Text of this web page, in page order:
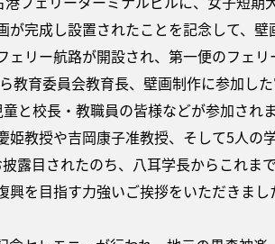
が完成し設置されたことを記念して、
ェリー航路が開設され、第一便のフェ
教育委員会教育長、壁画制作に参加し
と校長・教職員の皆様などが参加さ
姫教授や吉岡康子准教授、そして5人の
露目されたのち、八耳学長からこれま
興を目指す力強いご挨拶をいただきま